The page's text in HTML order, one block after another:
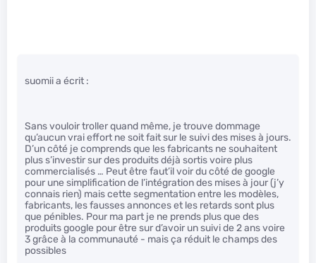
suomii a écrit :
Sans vouloir troller quand même, je trouve dommage
qu’aucun vrai effort ne soit fait sur le suivi des mises à jours.
D’un côté je comprends que les fabricants ne souhaitent
plus s’investir sur des produits déjà sortis voire plus
commercialisés … Peut être faut’il voir du côté de google
pour une simplification de l’intégration des mises à jour (j’y
connais rien) mais cette segmentation entre les modèles,
fabricants, les fausses annonces et les retards sont plus
que pénibles. Pour ma part je ne prends plus que des
produits google pour être sur d’avoir un suivi de 2 ans voire
3 grâce à la communauté - mais ça réduit le champs des
possibles